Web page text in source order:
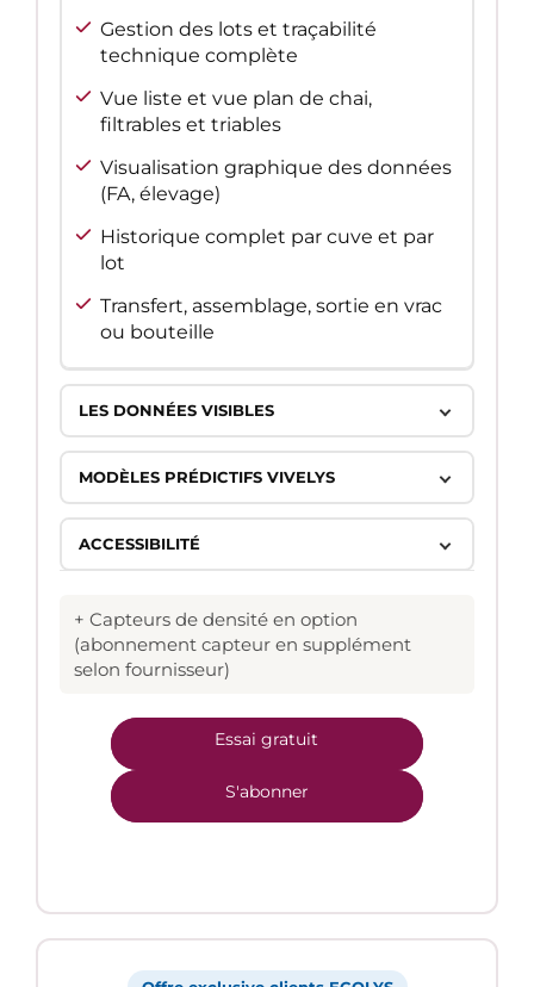
Gestion des lots et traçabilité
technique complète
Vue liste et vue plan de chai,
filtrables et triables
Visualisation graphique des données
(FA, élevage)
Historique complet par cuve et par
lot
Transfert, assemblage, sortie en vrac
ou bouteille
LES DONNÉES VISIBLES
MODÈLES PRÉDICTIFS VIVELYS
ACCESSIBILITÉ
+ Capteurs de densité en option
(abonnement capteur en supplément
selon fournisseur)
Essai gratuit
S'abonner